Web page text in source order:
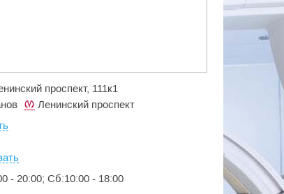
проспект, 111к1
Ленинский проспект
- 20:00; Сб:10:00 - 18:00